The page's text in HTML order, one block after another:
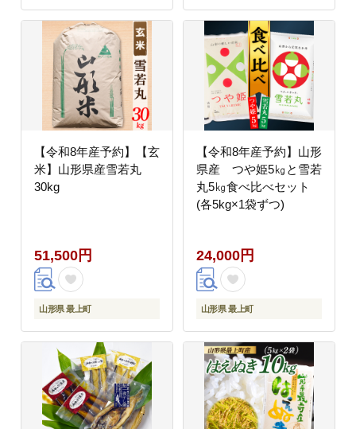
【令和8年産予約】【玄
米】山形県産雪若丸
30kg
51,500円
山形県 最上町
【令和8年産予約】山形
県産 つや姫5㎏と雪若
丸5㎏食べ比べセット
(各5kg×1袋ずつ)
24,000円
山形県 最上町